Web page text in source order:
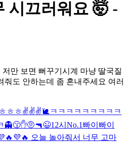
시끄러워요 🤯 -
만 보면 뻐꾸기시계 마냥 딸국질
줘도 안하는데 좀 혼내주세요 여러
ㅎㅎ✌️✌️✌️🐌 ㅋㅋㅋㅋㅋㅋㅋㅋㅋ
👻😙✋🤨🔫😉12시 No.1 빠이빠이
오늘 놀아줘서 너무 고마